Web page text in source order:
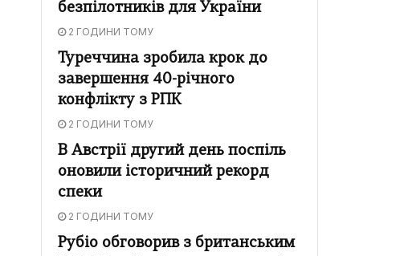
безпілотників для України
2 ГОДИНИ ТОМУ
Туреччина зробила крок до
завершення 40-річного
конфлікту з РПК
2 ГОДИНИ ТОМУ
В Австрії другий день поспіль
оновили історичний рекорд
спеки
2 ГОДИНИ ТОМУ
Рубіо обговорив з британським